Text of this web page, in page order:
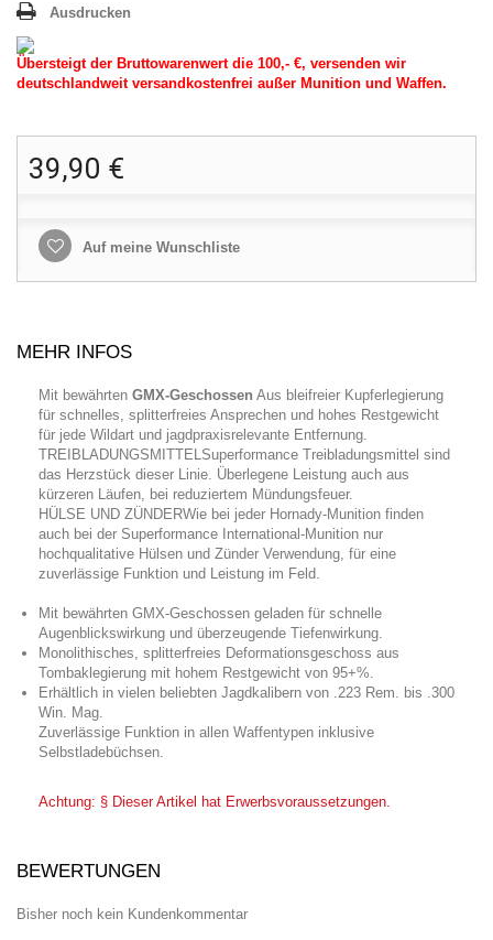
Ausdrucken
Übersteigt der Bruttowarenwert die 100,- €, versenden wir
deutschlandweit versandkostenfrei außer Munition und Waffen.
39,90 €
Auf meine Wunschliste
MEHR INFOS
Mit bewährten GMX-Geschossen Aus bleifreier Kupferlegierung
für schnelles, splitterfreies Ansprechen und hohes Restgewicht
für jede Wildart und jagdpraxisrelevante Entfernung.
TREIBLADUNGSMITTELSuperformance Treibladungsmittel sind
das Herzstück dieser Linie. Überlegene Leistung auch aus
kürzeren Läufen, bei reduziertem Mündungsfeuer.
HÜLSE UND ZÜNDERWie bei jeder Hornady-Munition finden
auch bei der Superformance International-Munition nur
hochqualitative Hülsen und Zünder Verwendung, für eine
zuverlässige Funktion und Leistung im Feld.
Mit bewährten GMX-Geschossen geladen für schnelle
Augenblickswirkung und überzeugende Tiefenwirkung.
Monolithisches, splitterfreies Deformationsgeschoss aus
Tombaklegierung mit hohem Restgewicht von 95+%.
Erhältlich in vielen beliebten Jagdkalibern von .223 Rem. bis .300
Win. Mag.
Zuverlässige Funktion in allen Waffentypen inklusive
Selbstladebüchsen.
Achtung: § Dieser Artikel hat Erwerbsvoraussetzungen.
BEWERTUNGEN
Bisher noch kein Kundenkommentar